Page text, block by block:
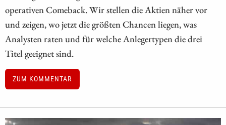
operativen Comeback. Wir stellen die Aktien näher vor
und zeigen, wo jetzt die größten Chancen liegen, was
Analysten raten und für welche Anlegertypen die drei
Titel geeignet sind.
ZUM KOMMENTAR